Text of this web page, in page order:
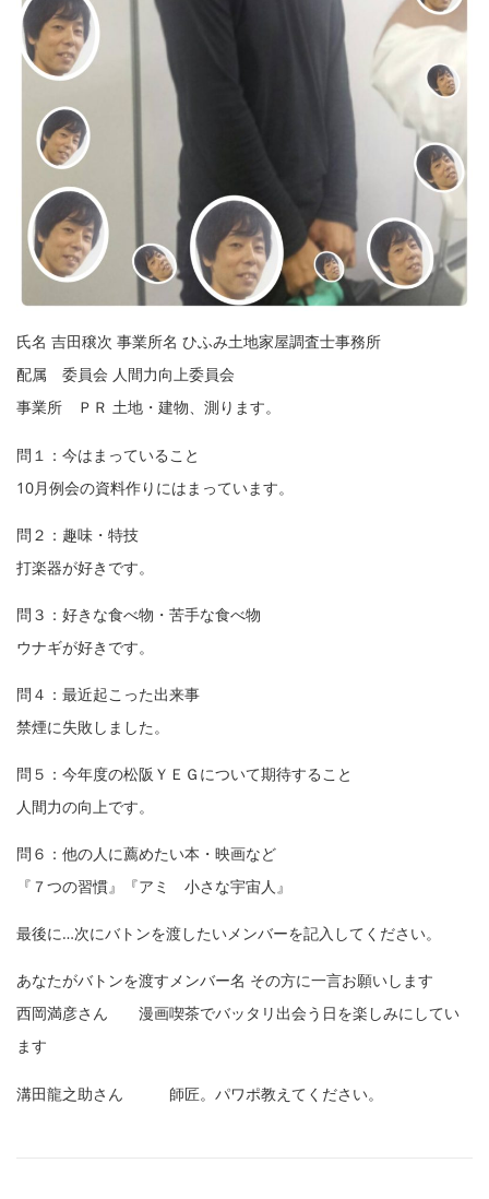
氏名 吉田穣次 事業所名 ひふみ土地家屋調査士事務所
配属 委員会 人間力向上委員会
事業所 ＰＲ 土地・建物、測ります。
問１：今はまっていること
10月例会の資料作りにはまっています。
問２：趣味・特技
打楽器が好きです。
問３：好きな食べ物・苦手な食べ物
ウナギが好きです。
問４：最近起こった出来事
禁煙に失敗しました。
問５：今年度の松阪ＹＥＧについて期待すること
人間力の向上です。
問６：他の人に薦めたい本・映画など
『７つの習慣』『アミ 小さな宇宙人』
最後に…次にバトンを渡したいメンバーを記入してください。
あなたがバトンを渡すメンバー名 その方に一言お願いします
西岡満彦さん 漫画喫茶でバッタリ出会う日を楽しみにしてい
ます
溝田龍之助さん 師匠。パワポ教えてください。